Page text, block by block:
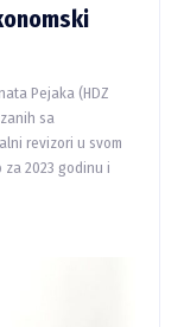
Pejaka (HDZ
sa
revizori u svom
2023 godinu i